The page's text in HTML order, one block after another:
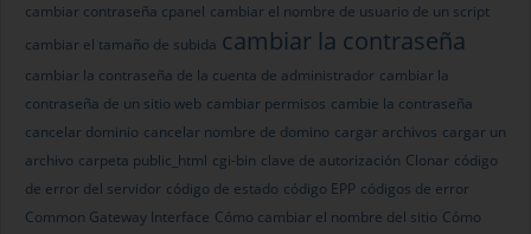
cambiar contraseña cpanel cambiar el nombre de usuario de un script
cambiar el tamaño de subida cambiar la contraseña
cambiar la contraseña de la cuenta de administrador cambiar la
contraseña de un sitio web cambiar permisos cambie la contraseña
cancelar dominio cancelar nombre de domino cargar archivos cargar un
archivo carpeta public_html cgi-bin clave de autorización Clonar código
de error del servidor código de estado código EPP códigos de error
Common Gateway Interface Cómo cambiar el nombre del sitio Cómo